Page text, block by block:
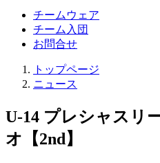
チームウェア
チーム入団
お問合せ
トップページ
ニュース
U-14 プレシャスリ
オ【2nd】